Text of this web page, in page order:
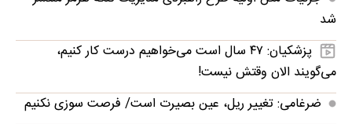
شد
پزشکیان: ۴۷ سال است می‌خواهیم درست کار کنیم،
می‌گویند الان وقتش نیست!
ضرغامی: تغییر ریل، عین بصیرت است/ فرصت سوزی نکنیم